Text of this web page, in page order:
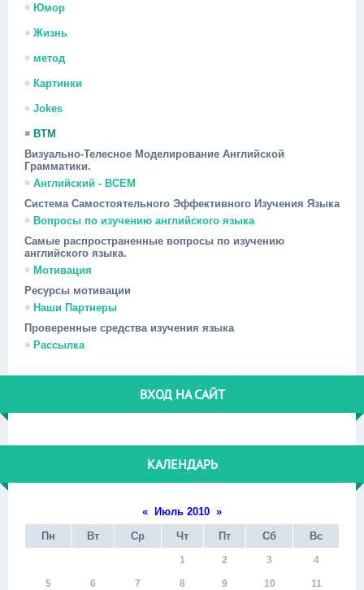
Юмор
Жизнь
метод
Картинки
Jokes
ВТМ
Визуально-Телесное Моделирование Английской
Грамматики.
Английский - ВСЕМ
Система Самостоятельного Эффективного Изучения Языка
Вопросы по изучению английского языка
Самые распространенные вопросы по изучению
английского языка.
Мотивация
Ресурсы мотивации
Наши Партнеры
Проверенные средства изучения языка
Рассылка
ВХОД НА САЙТ
КАЛЕНДАРЬ
« Июль 2010 »
Пн
Вт Ср Чт Пт Сб Вс
1 2 3 4
5 6 7 8 9 10 11